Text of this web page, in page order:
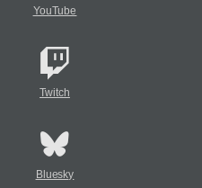
YouTube
Twitch
Bluesky